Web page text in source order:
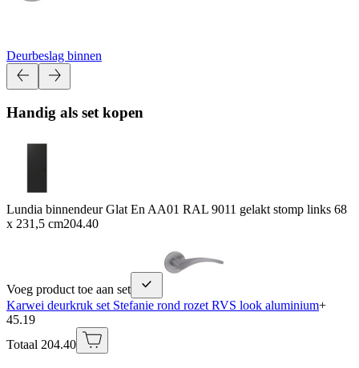
Deurbeslag binnen
Handig als set kopen
Lundia binnendeur Glat En AA01 RAL 9011 gelakt stomp links 68
x 231,5 cm204.40
Voeg product toe aan set
Karwei deurkruk set Stefanie rond rozet RVS look aluminium+
45.19
Totaal 204.40